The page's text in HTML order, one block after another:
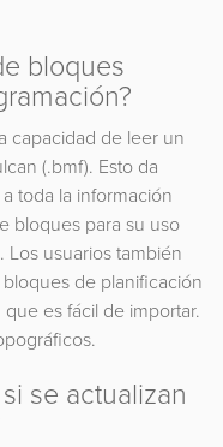
bloques
capacidad de leer un
(.bmf). Esto da
toda la información
bloques para su uso
usuarios también
de planificación
es fácil de importar.
se actualizan